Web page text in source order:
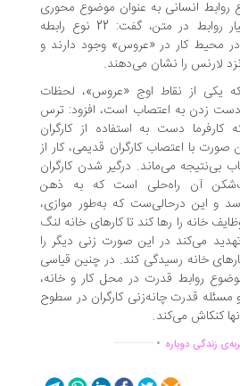
انسانی به عنوان موضوع محوری
این نمایشنامه و تنوع بسیار روابط در متن، گفت: 22 نوع رابطه
در محیط کار در «عروس» وجود دارند و
را نشان می‌دهند.
از نقاط اوج «عروس»، لحظات
به اعتصاب است، افزود: ترس
دست به استفاده از کارگران
اعتصاب کارگران قدیمی، کار از
می‌ماند. درگیر شدن کارگران
آن راه‌حلی است که به ذهن
که به‌طور موازی،
را رها کند تا کارهای خانه لنگ
در این صورت زنی دیگر را
رسیدگی کند. در چنین قیاسی‌
قدرت در محل کار و خانه،
قدرت چانه‌زنی کارگران در سطوح
می‌کند.
................دوباره